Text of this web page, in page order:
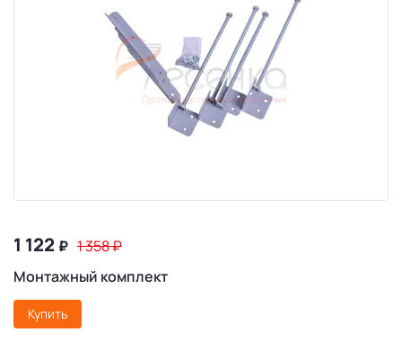
1 122 ₽ 1 358₽
Монтажный комплект
Купить